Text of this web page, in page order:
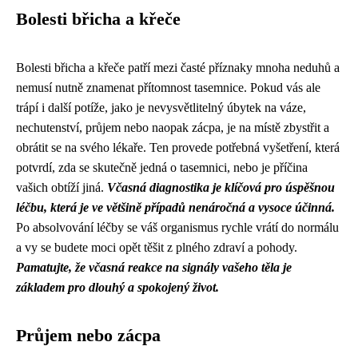
Bolesti břicha a křeče
Bolesti břicha a křeče patří mezi časté příznaky mnoha neduhů a
nemusí nutně znamenat přítomnost tasemnice. Pokud vás ale
trápí i další potíže, jako je nevysvětlitelný úbytek na váze,
nechutenství, průjem nebo naopak zácpa, je na místě zbystřit a
obrátit se na svého lékaře. Ten provede potřebná vyšetření, která
potvrdí, zda se skutečně jedná o tasemnici, nebo je příčina
vašich obtíží jiná. Včasná diagnostika je klíčová pro úspěšnou
léčbu, která je ve většině případů nenáročná a vysoce účinná.
Po absolvování léčby se váš organismus rychle vrátí do normálu
a vy se budete moci opět těšit z plného zdraví a pohody.
Pamatujte, že včasná reakce na signály vašeho těla je
základem pro dlouhý a spokojený život.
Průjem nebo zácpa